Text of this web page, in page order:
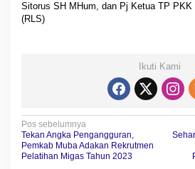
Sitorus SH MHum, dan Pj Ketua TP PKK
(RLS)
Ikuti Kami
N
a
Pos sebelumnya
Tekan Angka Pengangguran,
Pemkab Muba Adakan Rekrutmen
Pelatihan Migas Tahun 2023